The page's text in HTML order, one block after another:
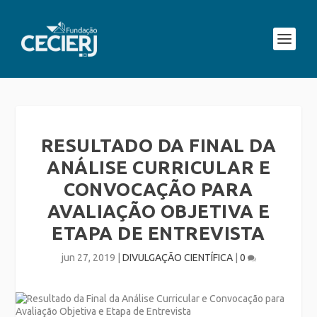
RESULTADO DA FINAL DA
ANÁLISE CURRICULAR E
CONVOCAÇÃO PARA
AVALIAÇÃO OBJETIVA E
ETAPA DE ENTREVISTA
jun 27, 2019 DIVULGAÇÃO CIENTÍFICA| 0